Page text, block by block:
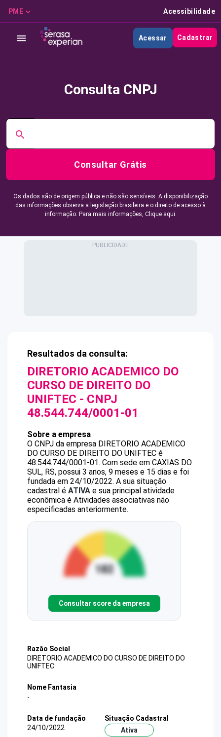
PME Acessibilidade
Acessar Cadastrar
Consulta CNPJ
Consultar Grátis
Os dados são de origem pública e não são sensíveis. A disponibilização
das informações observa a legislação brasileira e o direito de acesso à
informação. Para mais informações, Clique aqui.
Resultados da consulta:
DIRETORIO ACADEMICO DO
CURSO DE DIREITO DO
UNIFTEC - CNPJ
48.544.744/0001-01
Sobre a empresa
O CNPJ da empresa DIRETORIO ACADEMICO
DO CURSO DE DIREITO DO UNIFTEC é
48.544.744/0001-01. Com sede em CAXIAS DO
SUL, RS, possui 3 anos, 9 meses e 15 dias e foi
fundada em 24/10/2022. A sua situação
cadastral é ATIVA e sua principal atividade
econômica é Atividades associativas não
especificadas anteriormente.
Consultar score da empresa
Razão Social
DIRETORIO ACADEMICO DO CURSO DE DIREITO DO
UNIFTEC
Nome Fantasia
-
Data de fundação
24/10/2022
Situação Cadastral
Ativa